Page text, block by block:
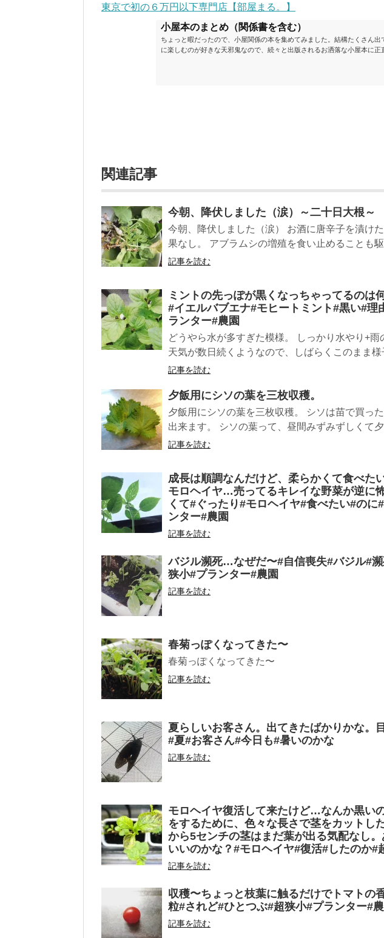
東京で初の６万円以下専門店【部屋まる。】
小屋本のまとめ（関係書を含む）
ちょっと暇だったので、小屋関係の本を集めてみました。結構たくさん出
に楽しむのが好きな天邪鬼なので、続々と出版されるお洒落な小屋本に正
関連記事
今朝、降伏しました（涙）～二十日大根～
今朝、降伏しました（涙） お酒に唐辛子を漬け
果なし。 アブラムシの増殖を食い止めることも
記事を読む
ミントの先っぽが黒くなっちゃってるのは
#イエルバブエナ#モヒートミント#黒い#理
ランター#農園
どうやら水が多すぎた模様。 しっかり水やり+
天気が数日続くようなので、しばらくこのまま様
記事を読む
夕飯用にシソの葉を三枚収穫。
夕飯用にシソの葉を三枚収穫。 シソは苗で買っ
出来ます。 シソの葉って、昼間みずみずしくて
記事を読む
成長は順調なんだけど、柔らかくて食べた
モロヘイヤ…売ってるキレイな野菜が逆に
くて#ぐったり#モロヘイヤ#食べたい#のに
ンター#農園
記事を読む
バジル瀕死…なぜだ〜#自信喪失#バジル#
狭小#プランター#農園
記事を読む
春菊っぽくなってきた〜
春菊っぽくなってきた〜
記事を読む
夏らしいお客さん。出てきたばかりかな。
#夏#お客さん#今日も#暑いのかな
記事を読む
モロヘイヤ復活して来たけど…なんか黒い
をするために、色々な長さで茎をカットし
から5センチの茎はまだ葉が出る気配なし
いいのかな？#モロヘイヤ#復活#したのか#
記事を読む
収穫〜ちょっと枝葉に触るだけでトマトの
粒#されど#ひとつぶ#超狭小#プランター#
記事を読む